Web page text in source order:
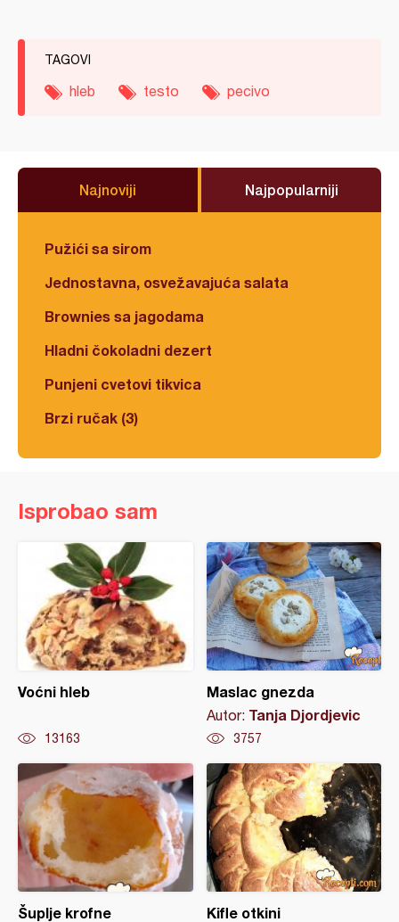
TAGOVI
hleb testo pecivo
Najnoviji Najpopularniji
Pužići sa sirom
Jednostavna, osvežavajuća salata
Brownies sa jagodama
Hladni čokoladni dezert
Punjeni cvetovi tikvica
Brzi ručak (3)
Isprobao sam
Voćni hleb
13163
Maslac gnezda
Autor: Tanja Djordjevic
3757
Šuplje krofne Kifle otkini